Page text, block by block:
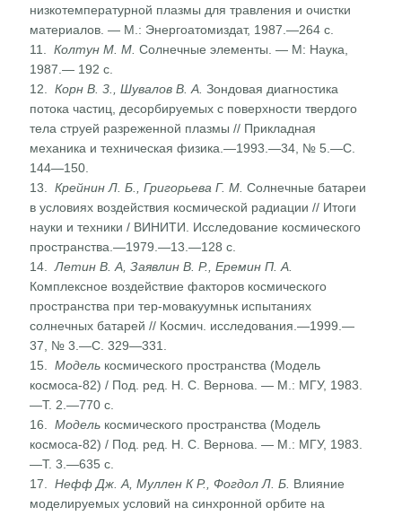
низкотемпера­турной плазмы для травления и очистки
материалов. — М.: Энергоатомиздат, 1987.—264 с.
11.Колтун М. М.Солнечные элементы. — М: Наука,
1987.— 192 с.
12.Корн В. 3., Шувалов В. А.Зондовая диагностика
потока частиц, десорбируемых с поверхности твердого
тела струей разреженной плазмы // Прикладная
механика и техниче­ская физика.—1993.—34, № 5.—С.
144—150.
13.Крейнин Л. Б., Григорьева Г. М.Солнечные батареи
в условиях воздействия космической радиации // Итоги
на­уки и техники / ВИНИТИ. Исследование космического
пространства.—1979.—13.—128 с.
14.Летин В. А, Заявлин В. Р., Еремин П. А.
Комплексное воздействие факторов космического
пространства при тер-мовакуумньк испытаниях
солнечных батарей // Космич. исследования.—1999.—
37, № 3.—С. 329—331.
15.Модель космического пространства (Модель
космоса-82) / Под. ред. Н. С. Вернова. — М.: МГУ, 1983.
—Т. 2.—770 с.
16.Модель космического пространства (Модель
космоса-82) / Под. ред. Н. С. Вернова. — М.: МГУ, 1983.
—Т. 3.—635 с.
17.Нефф Дж. А, Муллен К Р., Фогдол Л. Б. Влияние
модели­руемых условий на синхронной орбите на